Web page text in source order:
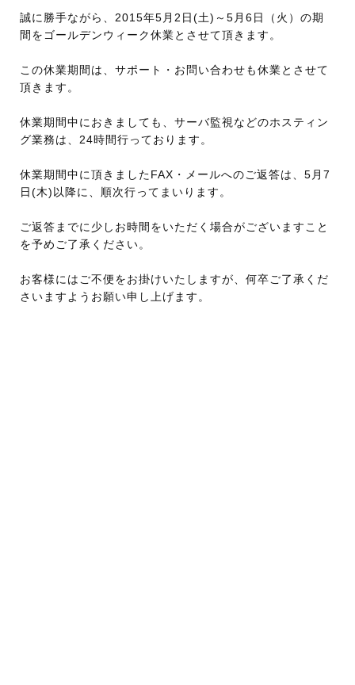
誠に勝手ながら、2015年5月2日(土)～5月6日（火）の期
間をゴールデンウィーク休業とさせて頂きます。
この休業期間は、サポート・お問い合わせも休業とさせて
頂きます。
休業期間中におきましても、サーバ監視などのホスティン
グ業務は、24時間行っております。
休業期間中に頂きましたFAX・メールへのご返答は、5月7
日(木)以降に、順次行ってまいります。
ご返答までに少しお時間をいただく場合がございますこと
を予めご了承ください。
お客様にはご不便をお掛けいたしますが、何卒ご了承くだ
さいますようお願い申し上げます。